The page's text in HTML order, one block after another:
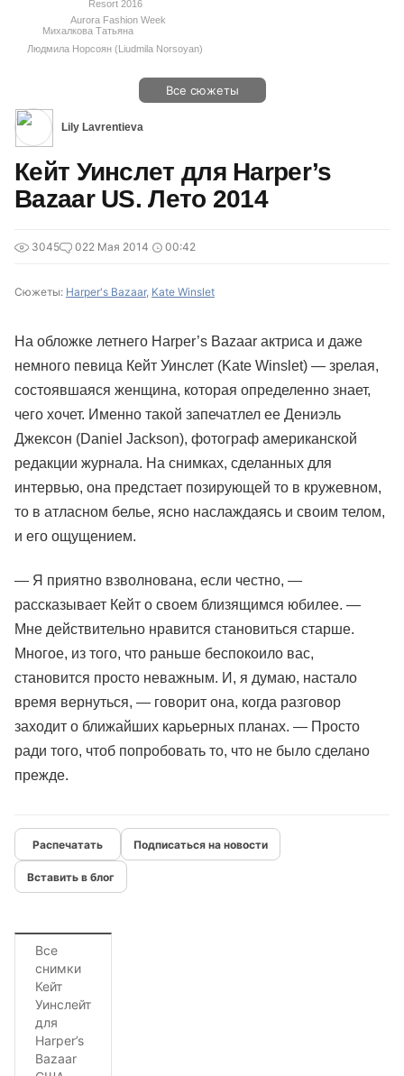
Resort 2016
Aurora Fashion Week
Михалкова Татьяна
Людмила Норсоян (Liudmila Norsoyan)
Все сюжеты
Lily Lavrentieva
Кейт Уинслет для Harper’s
Bazaar US. Лето 2014
3045 022 Мая 2014 00:42
Сюжеты: Harper's Bazaar, Kate Winslet
На обложке летнего Harper’s Bazaar актриса и даже
немного певица Кейт Уинслет (Kate Winslet) — зрелая,
состоявшаяся женщина, которая определенно знает,
чего хочет. Именно такой запечатлел ее Дениэль
Джексон (Daniel Jackson), фотограф американской
редакции журнала. На снимках, сделанных для
интервью, она предстает позирующей то в кружевном,
то в атласном белье, ясно наслаждаясь и своим телом,
и его ощущением.
— Я приятно взволнована, если честно, —
рассказывает Кейт о своем близящимся юбилее. —
Мне действительно нравится становиться старше.
Многое, из того, что раньше беспокоило вас,
становится просто неважным. И, я думаю, настало
время вернуться, — говорит она, когда разговор
заходит о ближайших карьерных планах. — Просто
ради того, чтоб попробовать то, что не было сделано
прежде.
Подписаться на новости
Вставить в блог
Все
снимки
Кейт
Уинслейт
для
Harper’s
Bazaar